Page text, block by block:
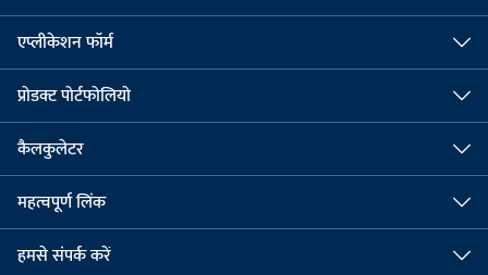
एप्लीकेशन फॉर्म
प्रोडक्ट पोर्टफोलियो
कैलकुलेटर
महत्वपूर्ण लिंक
हमसे संपर्क करें